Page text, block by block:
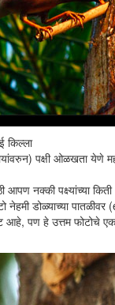
किल्ला
पक्षी ओळखता येणे
आपण नक्की पक्ष्यांच्या
नेहमी डोळ्याच्या
आहे, पण हे उत्तम फोटोचे